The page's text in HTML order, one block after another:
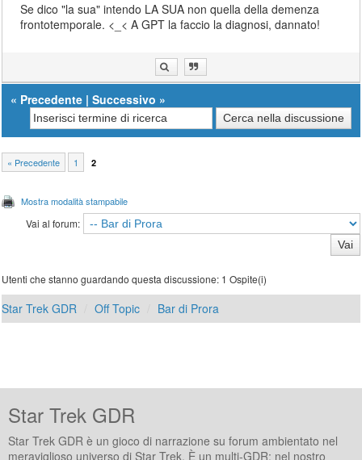
Se dico "la sua" intendo LA SUA non quella della demenza
frontotemporale. <_< A GPT la faccio la diagnosi, dannato!
« Precedente |Successivo »
« Precedente 1 2
Mostra modalità stampabile
Vai al forum:
Utenti che stanno guardando questa discussione: 1 Ospite(i)
Star Trek GDR Off Topic Bar di Prora
Star Trek GDR
Star Trek GDR è un gioco di narrazione su forum ambientato nel
meraviglioso universo di Star Trek. È un multi-GDR: nel nostro